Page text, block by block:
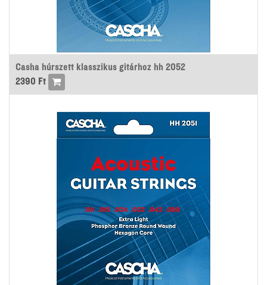
Casha húrszett klasszikus gitárhoz hh 2052
2390 Ft